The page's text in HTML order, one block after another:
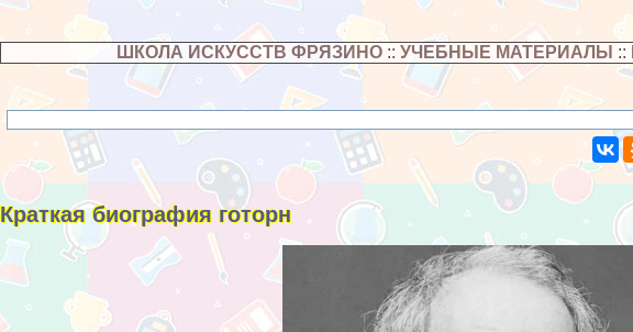
ШКОЛА ИСКУССТВ ФРЯЗИНО:: УЧЕБНЫЕ МАТЕРИАЛЫ ::
Краткая биография готорн